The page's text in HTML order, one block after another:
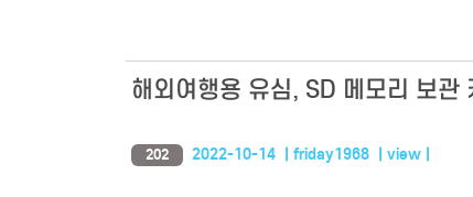
해외여행용 유심, SD 메모리 보
202 2022-10-14 | friday1968 | view |